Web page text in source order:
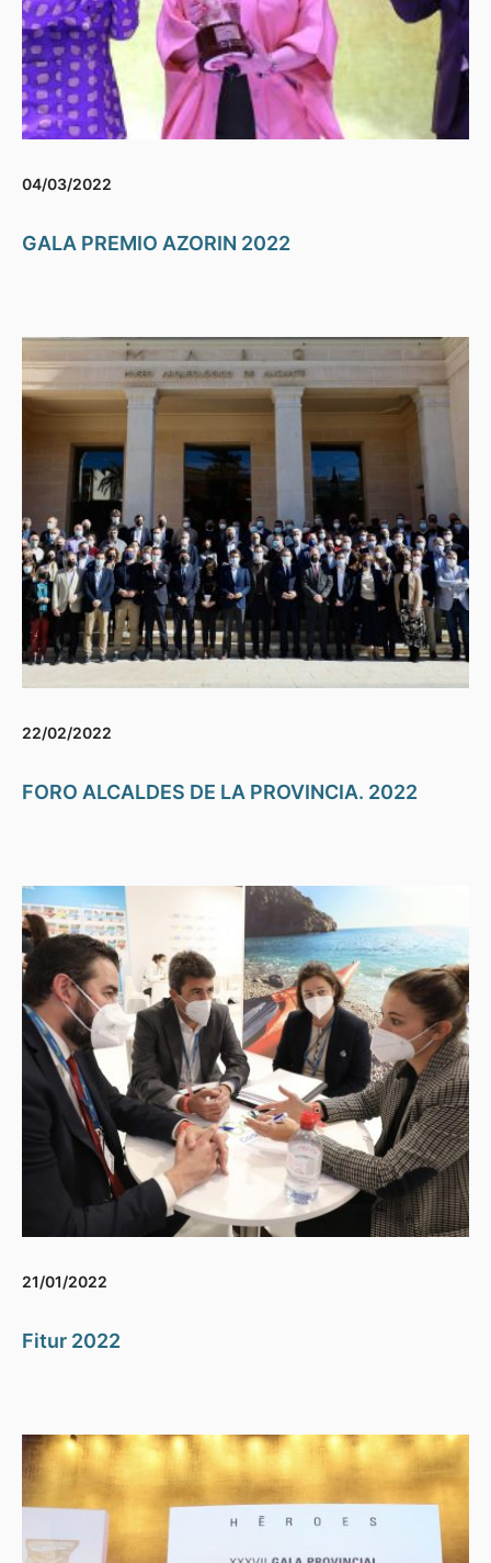
04/03/2022
GALA PREMIO AZORIN 2022
22/02/2022
FORO ALCALDES DE LA PROVINCIA. 2022
21/01/2022
Fitur 2022